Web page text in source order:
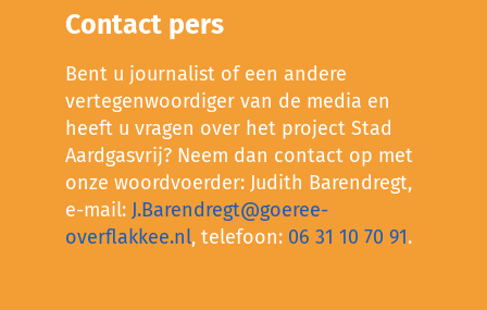
Contact pers
Bent u journalist of een andere
vertegenwoordiger van de media en
heeft u vragen over het project Stad
Aardgasvrij? Neem dan contact op met
onze woordvoerder: Judith Barendregt,
e-mail: J.Barendregt@goeree-
overflakkee.nl, telefoon: 06 31 10 70 91.